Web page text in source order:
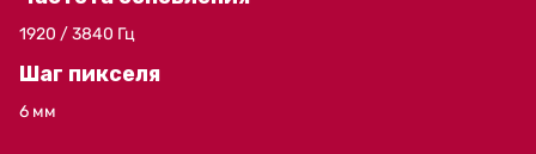
1920 / 3840 Гц
Шаг пикселя
6 мм